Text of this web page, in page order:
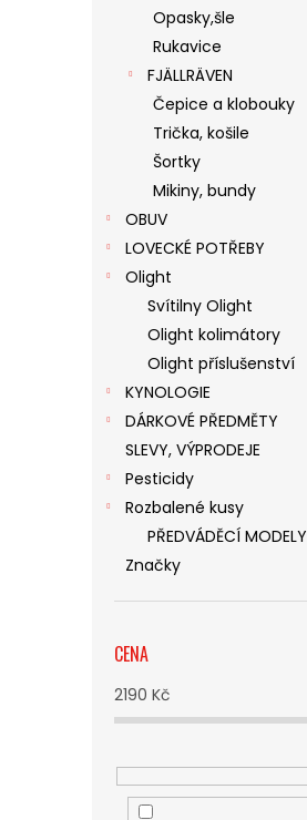
Opasky,šle
Rukavice
FJÄLLRÄVEN
Čepice a klobouky
Trička, košile
Šortky
Mikiny, bundy
OBUV
LOVECKÉ POTŘEBY
Olight
Svítilny Olight
Olight kolimátory
Olight příslušenství
KYNOLOGIE
DÁRKOVÉ PŘEDMĚTY
SLEVY, VÝPRODEJE
Pesticidy
Rozbalené kusy
PŘEDVÁDĚCÍ MODELY
Značky
CENA
2190 Kč